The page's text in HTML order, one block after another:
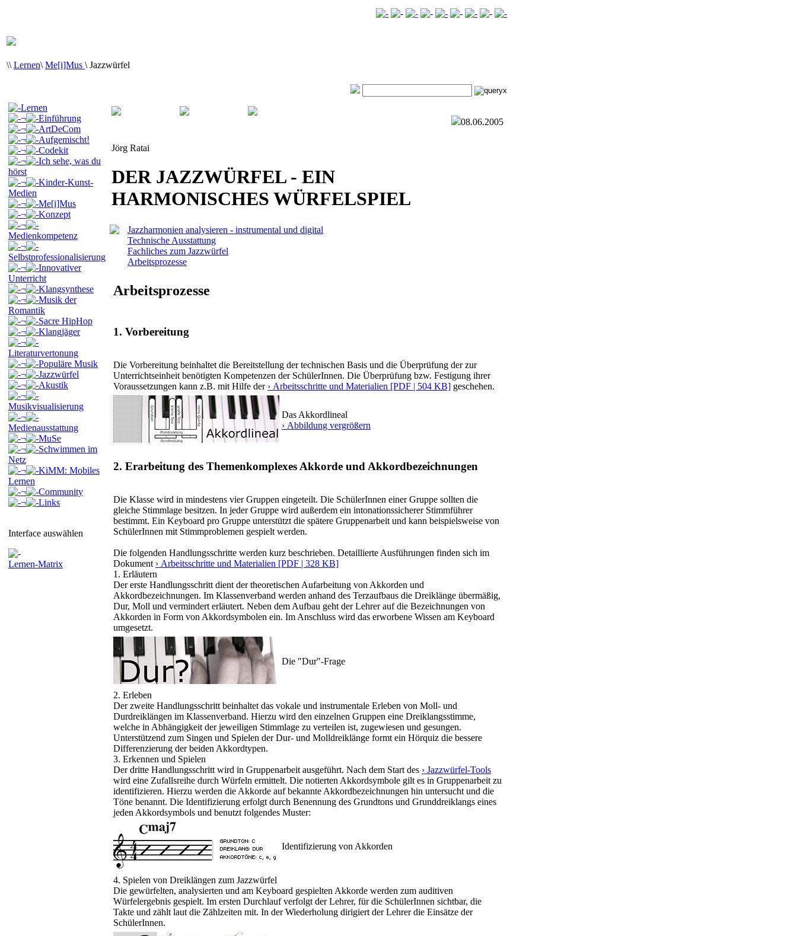
\\ Lernen\ Me[i]Mus \ Jazzwürfel
Lernen
¬
Einführung
¬
ArtDeCom
¬
Aufgemischt!
¬
Codekit
¬
Ich sehe, was du
hörst
¬
Kinder-Kunst-
Medien
¬
Me[i]Mus
¬
Konzept
¬
Medienkompetenz
¬
Selbstprofessionalisierung
¬
Innovativer
Unterricht
¬
Klangsynthese
¬
Musik der
Romantik
¬
Sacre HipHop
¬
Klangjäger
¬
Literaturvertonung
¬
Populäre Musik
¬
Jazzwürfel
¬
Akustik
¬
Musikvisualisierung
¬
Medienausstattung
¬
MuSe
¬
Schwimmen im
Netz
¬
KiMM: Mobiles
Lernen
¬
Community
¬
Links
Interface auswählen
Lernen-Matrix
08.06.2005
Jörg Ratai
DER JAZZWÜRFEL - EIN
HARMONISCHES WÜRFELSPIEL
Jazzharmonien analysieren - instrumental und digital
Technische Ausstattung
Fachliches zum Jazzwürfel
Arbeitsprozesse
Arbeitsprozesse
1. Vorbereitung
Die Vorbereitung beinhaltet die Bereitstellung der technischen Basis und die Überprüfung der zur
Unterrichtseinheit benötigten Kompetenzen der SchülerInnen. Die Überprüfung bzw. Festigung ihrer
Voraussetzungen kann z.B. mit Hilfe der › Arbeitsschritte und Materialien [PDF | 504 KB] geschehen.
Das Akkordlineal
› Abbildung vergrößern
2. Erarbeitung des Themenkomplexes Akkorde und Akkordbezeichnungen
Die Klasse wird in mindestens vier Gruppen eingeteilt. Die SchülerInnen einer Gruppe sollten die
gleiche Stimmlage besitzen. In jeder Gruppe wird außerdem ein intonationssicherer Stimmführer
bestimmt. Ein Keyboard pro Gruppe unterstützt die spätere Gruppenarbeit und kann beispielsweise von
SchülerInnen mit Stimmproblemen gespielt werden.
Die folgenden Handlungsschritte werden kurz beschrieben. Detaillierte Ausführungen finden sich im
Dokument › Arbeitsschritte und Materialien [PDF | 328 KB]
1. Erläutern
Der erste Handlungsschritt dient der theoretischen Aufarbeitung von Akkorden und
Akkordbezeichnungen. Im Klassenverband werden anhand des Terzaufbaus die Dreiklänge übermäßig,
Dur, Moll und vermindert erläutert. Neben dem Aufbau geht der Lehrer auf die Bezeichnungen von
Akkorden in Form von Akkordsymbolen ein. Im Anschluss wird das erworbene Wissen am Keyboard
umgesetzt.
Die "Dur"-Frage
2. Erleben
Der zweite Handlungsschritt beinhaltet das vokale und instrumentale Erleben von Moll- und
Durdreiklängen im Klassenverband. Hierzu wird den einzelnen Gruppen eine Dreiklangsstimme,
welche in Abhängigkeit der jeweiligen Stimmlage zu verteilen ist, zugewiesen und gesungen.
Unterstützend zum Singen und Spielen der Dur- und Molldreiklänge formt ein Hörquiz die bessere
Differenzierung der beiden Akkordtypen.
3. Erkennen und Spielen
Der dritte Handlungsschritt wird in Gruppenarbeit ausgeführt. Nach dem Start des › Jazzwürfel-Tools
wird eine Zufallsreihe durch Würfeln ermittelt. Die notierten Akkordsymbole gilt es in Gruppenarbeit zu
identifizieren. Hierzu werden die Akkorde auf bekannte Akkordbezeichnungen hin untersucht und die
Töne benannt. Die Identifizierung erfolgt durch Benennung des Grundtons und Grunddreiklangs eines
jeden Akkordsymbols und benutzt folgendes Muster:
Identifizierung von Akkorden
4. Spielen von Dreiklängen zum Jazzwürfel
Die gewürfelten, analysierten und am Keyboard gespielten Akkorde werden zum auditiven
Würfelergebnis gespielt. Im ersten Durchlauf verfolgt der Lehrer, für die SchülerInnen sichtbar, die
Takte und zählt laut die Zählzeiten mit. In der Wiederholung dirigiert der Lehrer die Einsätze der
SchülerInnen.